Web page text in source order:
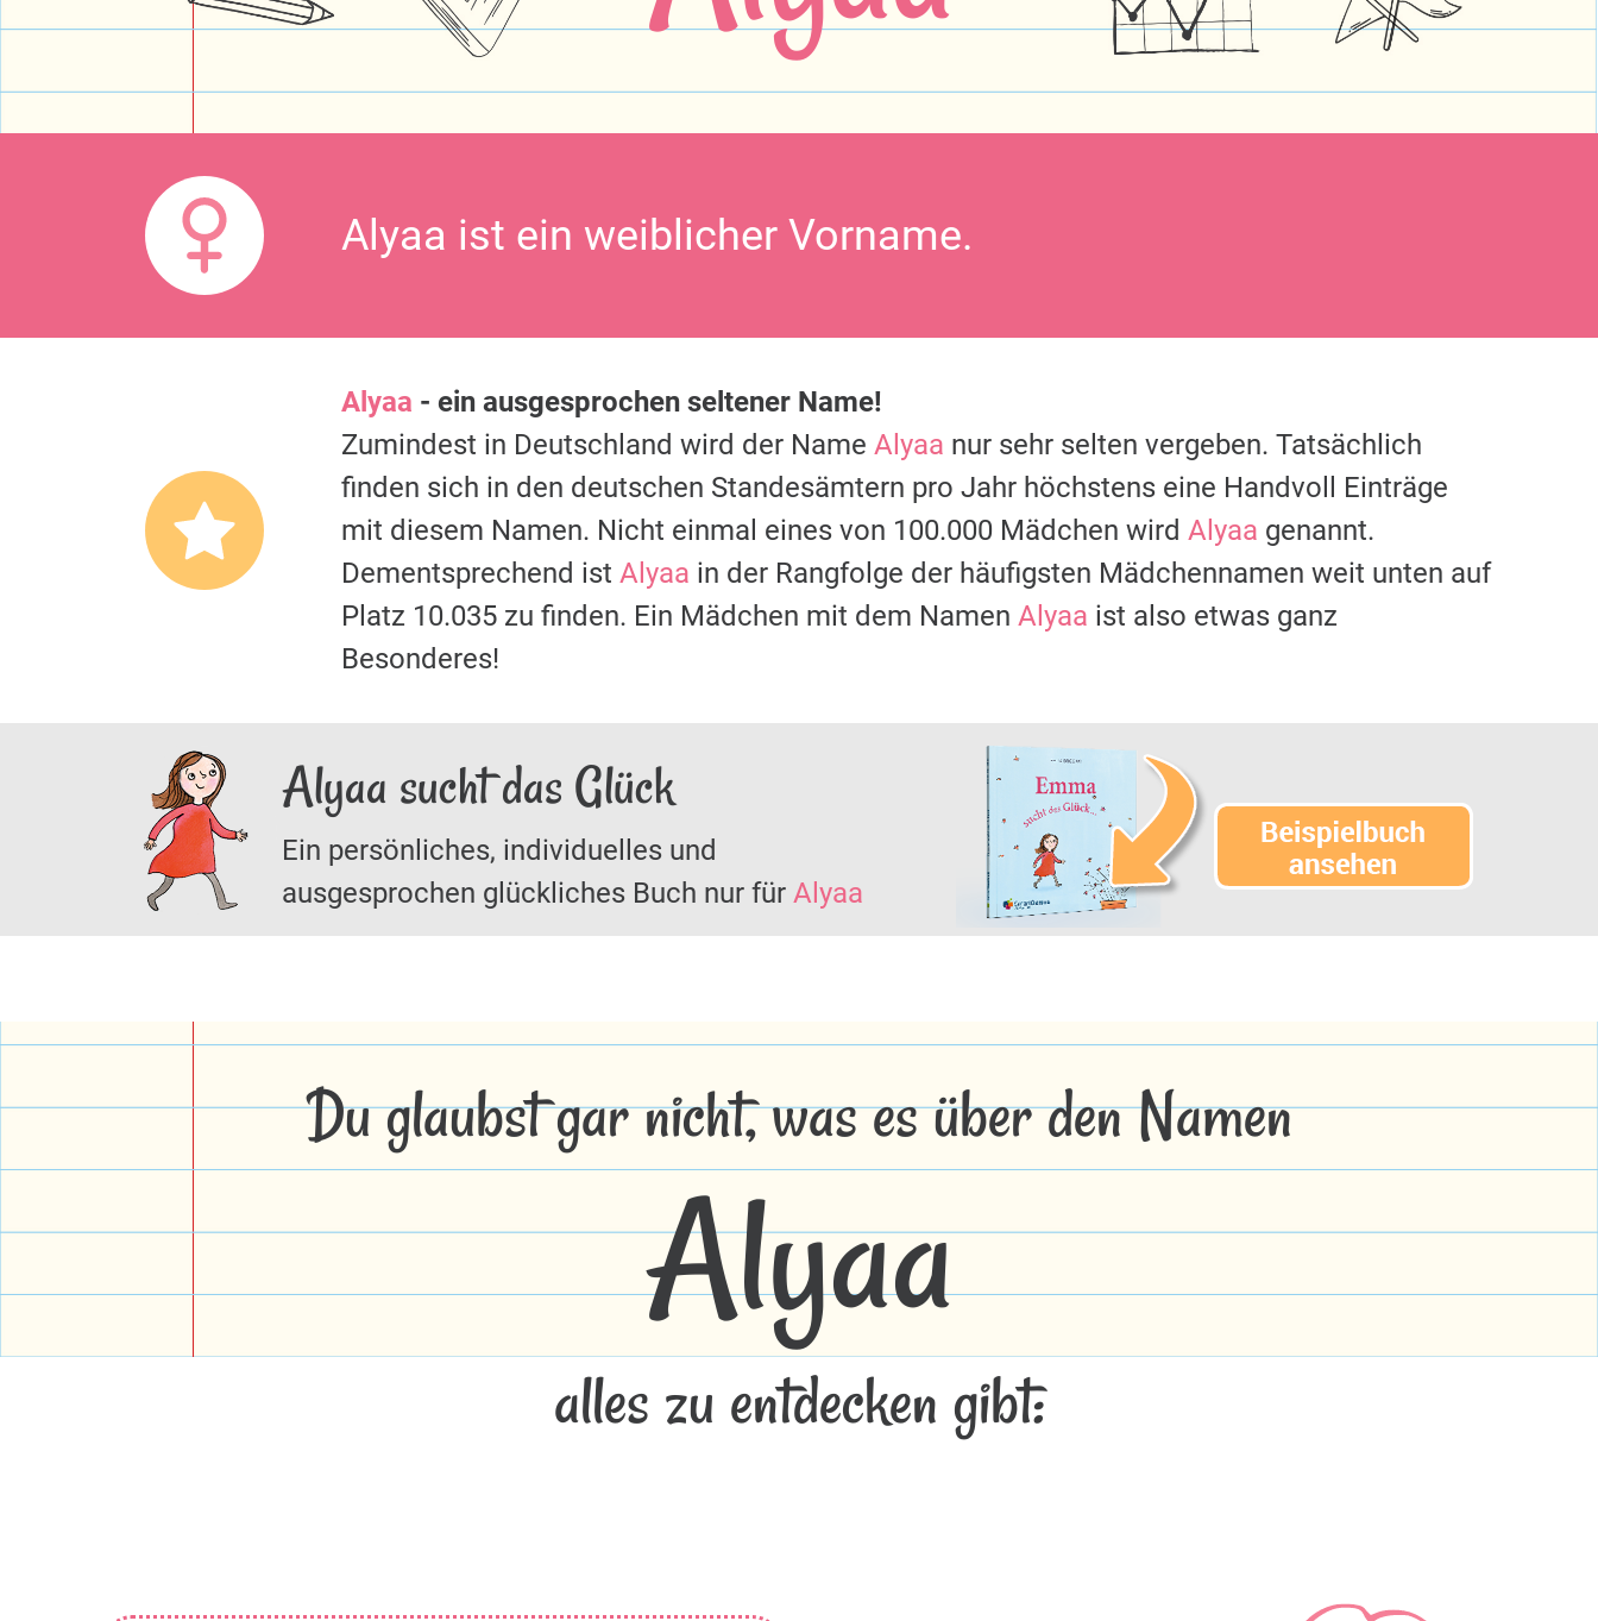
Alyaa ist ein weiblicher Vorname.
Alyaa - ein ausgesprochen seltener Name!
Zumindest in Deutschland wird der Name Alyaa nur sehr selten vergeben. Tatsächlich
finden sich in den deutschen Standesämtern pro Jahr höchstens eine Handvoll Einträge
mit diesem Namen. Nicht einmal eines von 100.000 Mädchen wird Alyaa genannt.
Dementsprechend ist Alyaa in der Rangfolge der häufigsten Mädchennamen weit unten auf
Platz 10.035 zu finden. Ein Mädchen mit dem Namen Alyaa ist also etwas ganz
Besonderes!
Alyaa sucht das Glück
Ein persönliches, individuelles und
ausgesprochen glückliches Buch nur für Alyaa
Du glaubst gar nicht, was es über den Namen
Alyaa
alles zu entdecken gibt: